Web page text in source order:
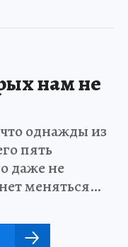
нам не
однажды из
пять
даже не
меняться…